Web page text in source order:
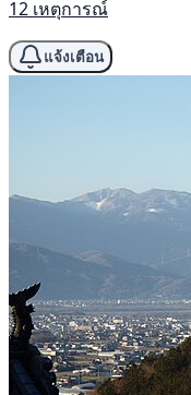
12 เหตุการณ์
แจ้งเตือน